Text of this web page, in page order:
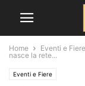
Home Eventi e Fiere
nasce la rete...
Eventi e Fiere